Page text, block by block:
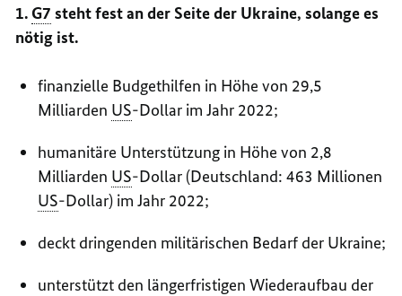
1. G7 steht fest an der Seite der Ukraine, solange es
nötig ist.
finanzielle Budgethilfen in Höhe von 29,5
Milliarden US-Dollar im Jahr 2022;
humanitäre Unterstützung in Höhe von 2,8
Milliarden US-Dollar (Deutschland: 463 Millionen
US-Dollar) im Jahr 2022;
deckt dringenden militärischen Bedarf der Ukraine;
unterstützt den längerfristigen Wiederaufbau der